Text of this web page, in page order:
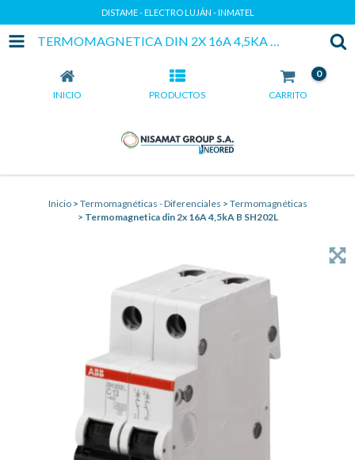
DISTAME - ELECTRO LUJÁN - INMATEL
TERMOMAGNETICA DIN 2X 16A 4,5KA B SH202L
INICIO PRODUCTOS CARRITO
0
Inicio > Termomagnéticas - Diferenciales > Termomagnéticas
> Termomagnetica din 2x 16A 4,5kA B SH202L